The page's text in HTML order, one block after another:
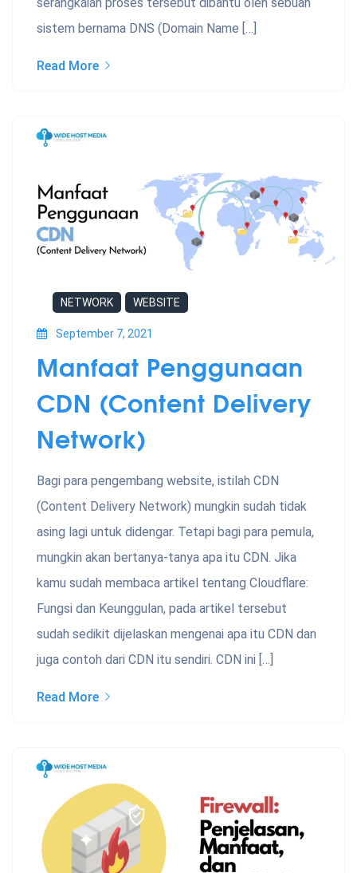
sistem bernama DNS (Domain Name […]
Read More
NETWORK WEBSITE
September 7, 2021
Manfaat Penggunaan
CDN (Content Delivery
Network)
Bagi para pengembang website, istilah CDN
(Content Delivery Network) mungkin sudah tidak
asing lagi untuk didengar. Tetapi bagi para pemula,
mungkin akan bertanya-tanya apa itu CDN. Jika
kamu sudah membaca artikel tentang Cloudflare:
Fungsi dan Keunggulan, pada artikel tersebut
sudah sedikit dijelaskan mengenai apa itu CDN dan
juga contoh dari CDN itu sendiri. CDN ini […]
Read More